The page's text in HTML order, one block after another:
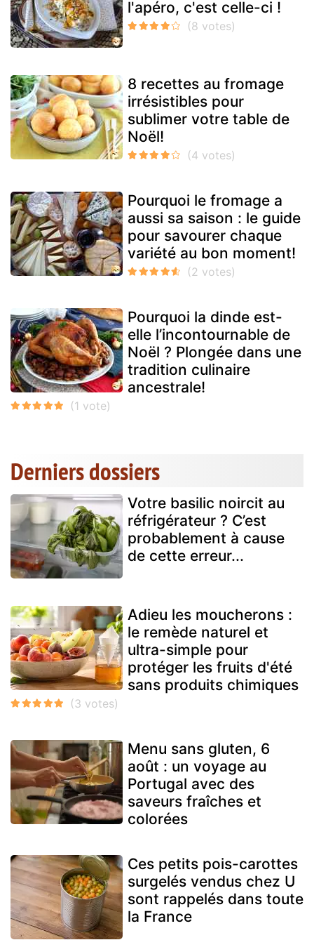
l'apéro, c'est celle-ci !
8 recettes au fromage
irrésistibles pour
sublimer votre table de
Noël!
Pourquoi le fromage a
aussi sa saison : le guide
pour savourer chaque
variété au bon moment!
Pourquoi la dinde est-
elle l’incontournable de
Noël ? Plongée dans une
tradition culinaire
ancestrale!
Derniers dossiers
Votre basilic noircit au
réfrigérateur ? C’est
probablement à cause
de cette erreur...
Adieu les moucherons :
le remède naturel et
ultra-simple pour
protéger les fruits d'été
sans produits chimiques
Menu sans gluten, 6
août : un voyage au
Portugal avec des
saveurs fraîches et
colorées
Ces petits pois-carottes
surgelés vendus chez U
sont rappelés dans toute
la France